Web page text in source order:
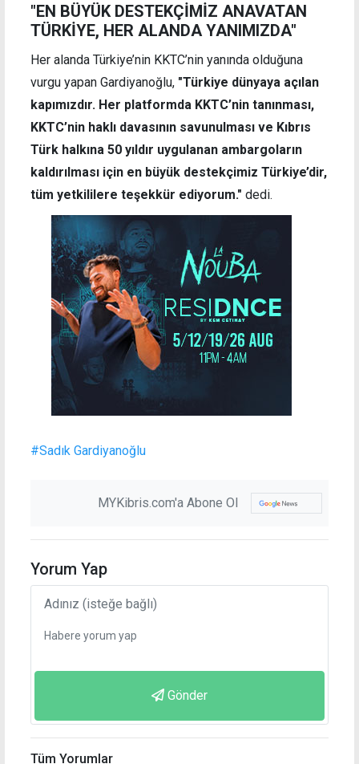
"EN BÜYÜK DESTEKÇİMİZ ANAVATAN
TÜRKİYE, HER ALANDA YANIMIZDA"
Her alanda Türkiye’nin KKTC’nin yanında olduğuna
vurgu yapan Gardiyanoğlu, "Türkiye dünyaya açılan
kapımızdır. Her platformda KKTC’nin tanınması,
KKTC’nin haklı davasının savunulması ve Kıbrıs
Türk halkına 50 yıldır uygulanan ambargoların
kaldırılması için en büyük destekçimiz Türkiye’dir,
tüm yetkililere teşekkür ediyorum." dedi.
#Sadık Gardiyanoğlu
MYKibris.com'a Abone Ol
Yorum Yap
Gönder
Tüm Yorumlar